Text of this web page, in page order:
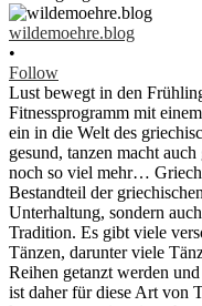
wildemoehre.blog
•
Follow
Lust bewegt in den
Fitnessprogramm mit
ein in die Welt des
gesund, tanzen macht
noch so viel mehr…
Bestandteil der
Unterhaltung, sondern
Tradition. Es gibt viele
Tänzen, darunter viele
Reihen getanzt werden
ist daher für diese Art von